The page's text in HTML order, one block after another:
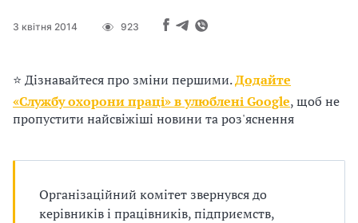
3 квітня 2014 923
⭐ Дізнавайтеся про зміни першими.Додайте
«Службу охорони праці» в улюблені Google, щоб не
пропустити найсвіжіші новини та роз'яснення
Організаційний комітет звернувся до
керівників і працівників, підприємств,
р
а
д